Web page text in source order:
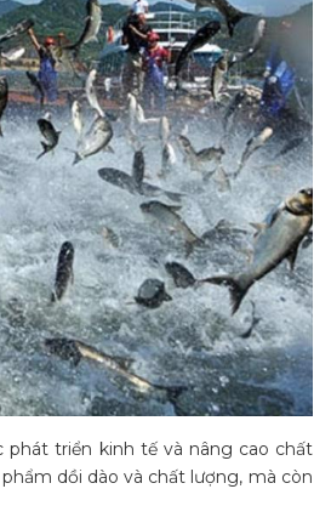
triển kinh tế và nâng cao chất
dồi dào và chất lượng, mà còn